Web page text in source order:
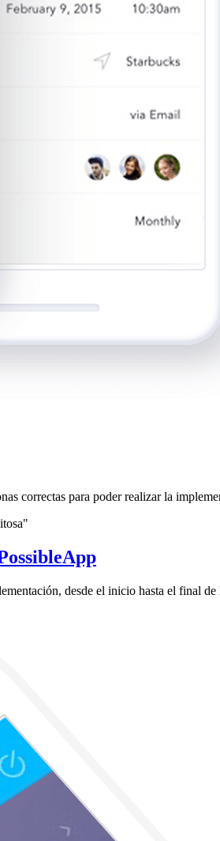
correctas para poder realizar la
desde el inicio hasta el final